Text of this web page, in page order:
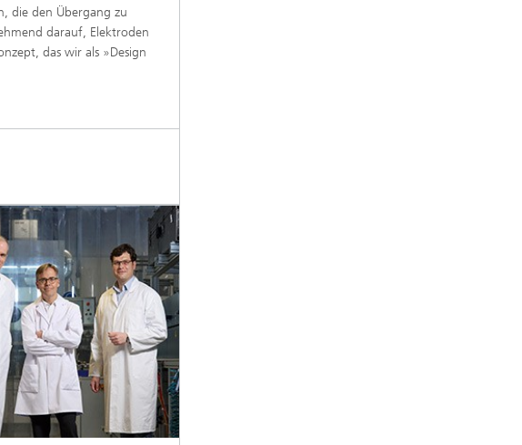
die den Übergang zu
darauf, Elektroden
das wir als »Design